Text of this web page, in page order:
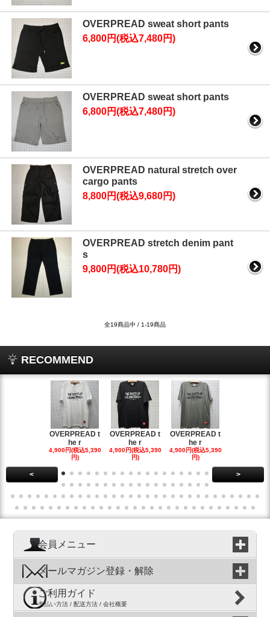
OVERPREAD sweat short pants
6,800円(税込7,480円)
OVERPREAD sweat short pants
6,800円(税込7,480円)
OVERPREAD natural stretch over
cargo pants
8,800円(税込9,680円)
OVERPREAD stretch denim pant
s
9,800円(税込10,780円)
全19商品中 / 1-19商品
RECOMMEND
OVERPREAD t
he r
4,900円(税込5,390
円)
OVERPREAD t
he r
4,900円(税込5,390
円)
OVERPREAD t
he r
4,900円(税込5,390
円)
< >
会員メニュー
メールマガジン登録・解除
ご利用ガイド
支払い方法 / 配送方法 / 会社概要